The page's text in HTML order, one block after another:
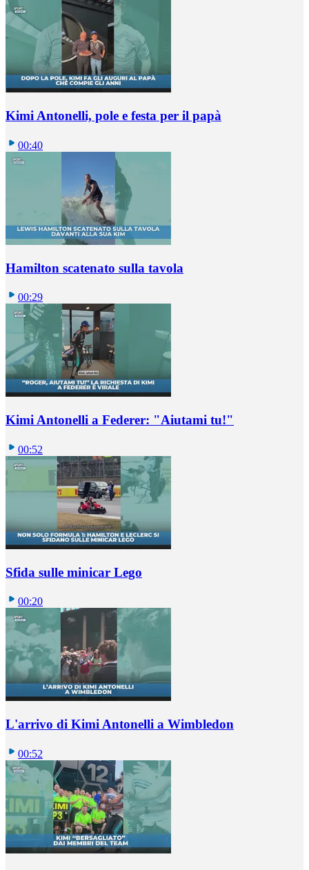
Kimi Antonelli, pole e festa per il papà
00:40
Hamilton scatenato sulla tavola
00:29
Kimi Antonelli a Federer: "Aiutami tu!"
00:52
Sfida sulle minicar Lego
00:20
L'arrivo di Kimi Antonelli a Wimbledon
00:52